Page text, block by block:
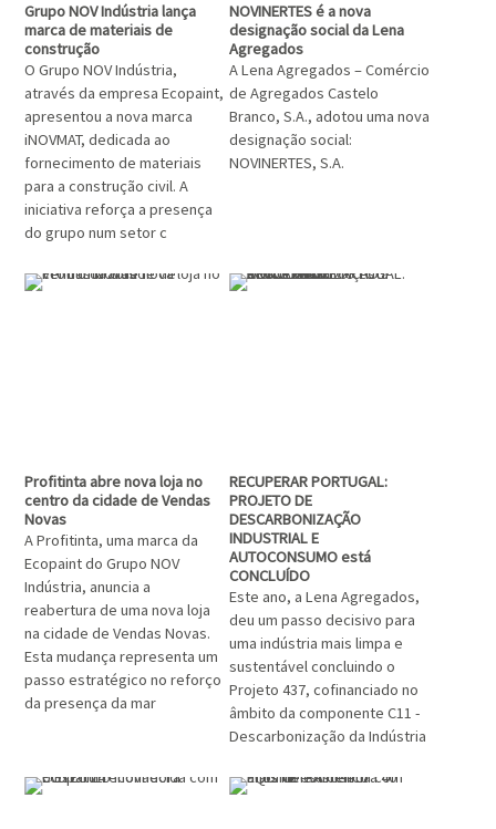
Grupo NOV Indústria lança
marca de materiais de
construção
O Grupo NOV Indústria,
através da empresa Ecopaint,
apresentou a nova marca
iNOVMAT, dedicada ao
fornecimento de materiais
para a construção civil. A
iniciativa reforça a presença
do grupo num setor c
NOVINERTES é a nova
designação social da Lena
Agregados
A Lena Agregados – Comércio
de Agregados Castelo
Branco, S.A., adotou uma nova
designação social:
NOVINERTES, S.A.
Profitinta abre nova loja no
centro da cidade de Vendas
Novas
A Profitinta, uma marca da
Ecopaint do Grupo NOV
Indústria, anuncia a
reabertura de uma nova loja
na cidade de Vendas Novas.
Esta mudança representa um
passo estratégico no reforço
da presença da mar
RECUPERAR PORTUGAL:
PROJETO DE
DESCARBONIZAÇÃO
INDUSTRIAL E
AUTOCONSUMO está
CONCLUÍDO
Este ano, a Lena Agregados,
deu um passo decisivo para
uma indústria mais limpa e
sustentável concluindo o
Projeto 437, cofinanciado no
âmbito da componente C11 -
Descarbonização da Indústria